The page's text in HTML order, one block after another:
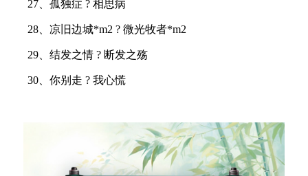
27、孤独症 ? 相思病
28、凉旧边城*m2 ? 微光牧者*m2
29、结发之情 ? 断发之殇
30、你别走 ? 我心慌